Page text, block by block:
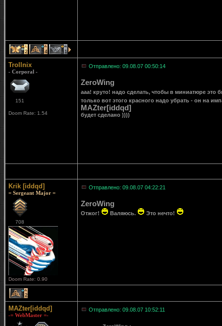
2 4 1
Trollnix
- Corporal -
151
Doom Rate: 1.54
Отправлено: 09.08.07 00:50:14
ZeroWing
ааа! круто! надо сделать, чтобы в миниатюре
только вот этого красного надо убрать - он на
MAZter[iddqd]
будет сделано ))))
Krik [iddqd]
= Sergeant Major =
708
Doom Rate: 0.90
Отправлено: 09.08.07 04:22:21
ZeroWing
Отжог! Валяюсь. Это нечто!
2
MAZter[iddqd]
-= WebMaster =-
Отправлено: 09.08.07 10:52:11